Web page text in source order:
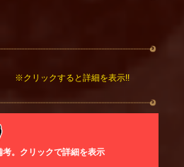
※クリックすると詳細を表示!!
囲内にいる地上の敵にダメー
。
中にある墨の玉の位置に移
。クリックで詳細を表示